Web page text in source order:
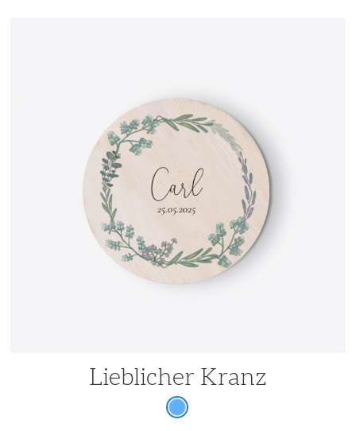
Lieblicher Kranz